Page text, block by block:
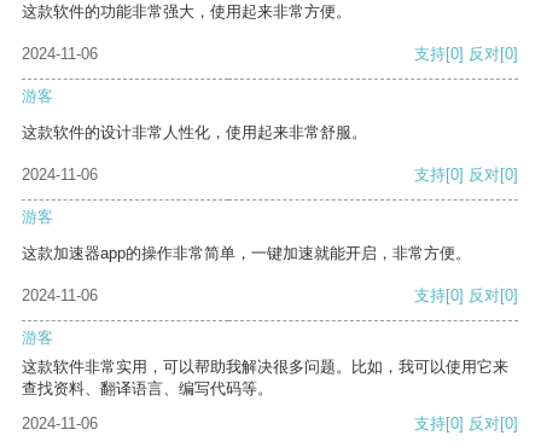
这款软件的功能非常强大，使用起来非常方便。
2024-11-06 支持[0] 反对[0]
游客
这款软件的设计非常人性化，使用起来非常舒服。
2024-11-06 支持[0] 反对[0]
游客
这款加速器app的操作非常简单，一键加速就能开启，非常方便。
2024-11-06 支持[0] 反对[0]
游客
这款软件非常实用，可以帮助我解决很多问题。比如，我可以使用它来
查找资料、翻译语言、编写代码等。
2024-11-06
支持[0] 反对[0]